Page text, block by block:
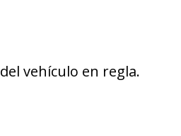
vehículo en regla.